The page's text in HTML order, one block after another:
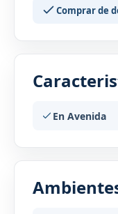
Comprar de
En Avenida